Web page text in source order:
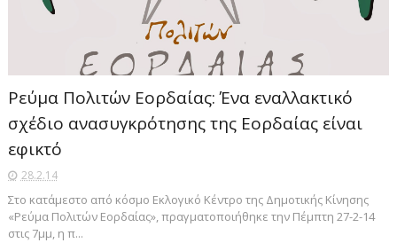
Ρεύμα Πολιτών Εορδαίας: Ένα εναλλακτικό
σχέδιο ανασυγκρότησης της Εορδαίας είναι
εφικτό
28.2.14
Στο κατάμεστο από κόσμο Εκλογικό Κέντρο της Δημοτικής Κίνησης
«Ρεύμα Πολιτών Εορδαίας», πραγματοποιήθηκε την Πέμπτη 27-2-14
στις 7μμ, η π...